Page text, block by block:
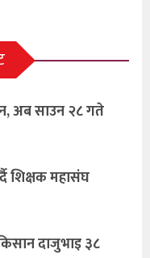
अब साउन २८ गते
शिक्षक महासंघ
दाजुभाइ ३८